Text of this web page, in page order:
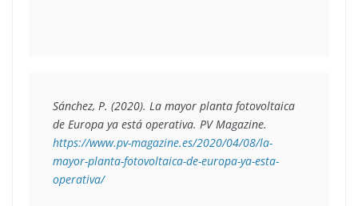
Sánchez, P. (2020). La mayor planta fotovoltaica
de Europa ya está operativa
https://www.pv-magazine.es/2020/04/08/la-
mayor-planta-fotovoltaica-de-europa-ya-esta-
operativa/